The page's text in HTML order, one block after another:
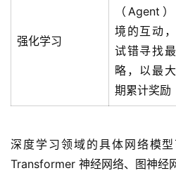
强化学习
（Agent
境的互动
试错寻找
略，以最
期累计奖励
深度学习领域的具体网络模
Transformer 神经网络、图神经